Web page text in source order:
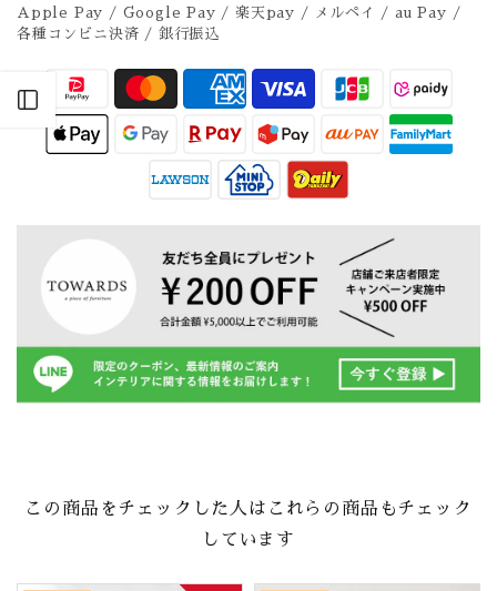
Open sidebar
Apple Pay / Google Pay / 楽天pay / メルペイ / au Pay /
各種コンビニ決済 / 銀行振込
この商品をチェックした人はこれらの商品もチェック
しています